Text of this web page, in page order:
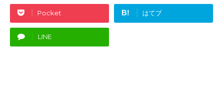
Pocket B! はてブ
LINE